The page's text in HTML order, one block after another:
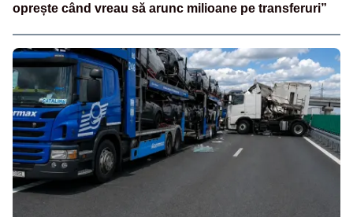
oprește când vreau să arunc milioane pe transferuri”